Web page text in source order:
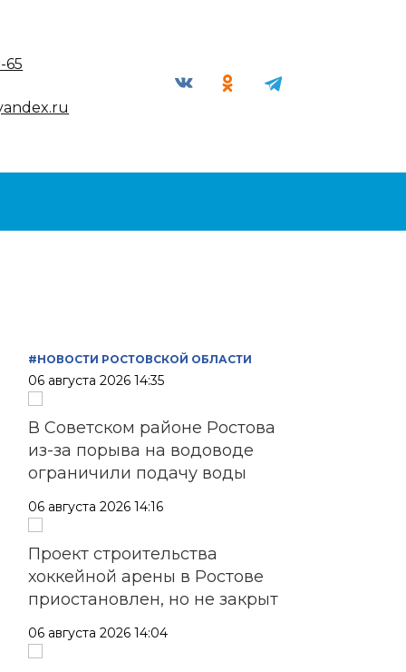
65
#НОВОСТИ РОСТОВСКОЙ ОБЛАСТИ
06 августа 2026 14:35
В Советском районе Ростова
из-за порыва на водоводе
ограничили подачу воды
06 августа 2026 14:16
Проект строительства
хоккейной арены в Ростове
приостановлен, но не закрыт
06 августа 2026 14:04